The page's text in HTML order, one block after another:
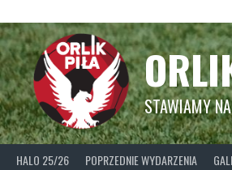
to
content
STAWIAMY
HALO 25/26 POPRZEDNIE WYDARZENIA